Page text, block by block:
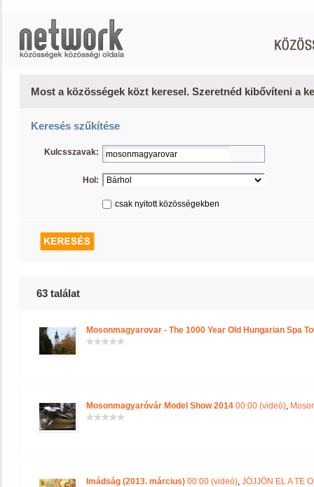
Most a közösségek közt keresel. Szeretnéd kibővíteni a
Keresés szűkítése
Kulcsszavak:
Hol:
csak nyitott közösségekben
63 találat
Mosonmagyarovar - The 1000 Year Old Hungarian Spa
Mosonmagyaróvár Model Show 2014 00:00 (videó),
Imádság (2013. március) 00:00 (videó), JÖJJÖN EL A TE